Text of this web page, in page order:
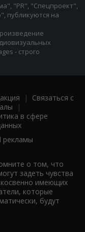
"PR", "Спецпроект",
публикуются на
- строго
| Связаться с
|
в сфере
рекламы
о том, что
задеть чувства
имеющих
которые
будут